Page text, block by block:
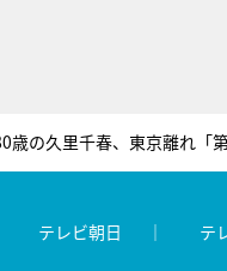
テレビ朝日 テ